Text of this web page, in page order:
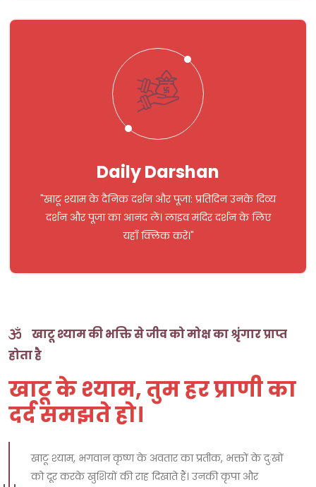
Daily Darshan
"खाटू श्याम के दैनिक दर्शन और पूजा: प्रतिदिन उनके दिव्य
दर्शन और पूजा का आनंद लें। लाइव मंदिर दर्शन के लिए
यहाँ क्लिक करें।"
खाटू श्याम की भक्ति से जीव को मोक्ष का श्रृंगार प्राप्त
होता है
खाटू के श्याम, तुम हर प्राणी का
दर्द समझते हो।
खाटू श्याम, भगवान कृष्ण के अवतार का प्रतीक, भक्तों के दुःखों
को दूर करके खुशियों की राह दिखाते हैं। उनकी कृपा और